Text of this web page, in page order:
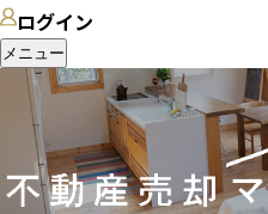
ログイン
メニュー